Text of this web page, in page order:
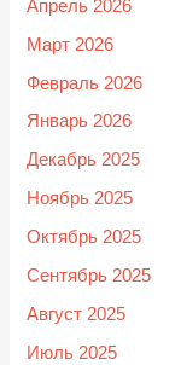
Апрель 2026
Март 2026
Февраль 2026
Январь 2026
Декабрь 2025
Ноябрь 2025
Октябрь 2025
Сентябрь 2025
Август 2025
Июль 2025